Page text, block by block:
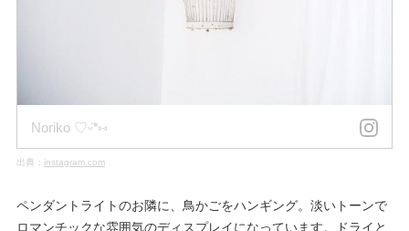
Noriko ♡ᵕ̈*⑅
出典： instagram.com
ペンダントライトのお隣に、鳥かごをハンギング。淡いトーンで
ロマンチックな雰囲気のディスプレイになっています。ドライと